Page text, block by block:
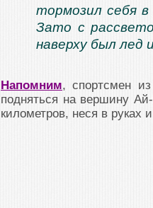
тормозил себя
Зато с
наверху был лед
Напомним, спортсмен
подняться на вершину
километров, неся в руках